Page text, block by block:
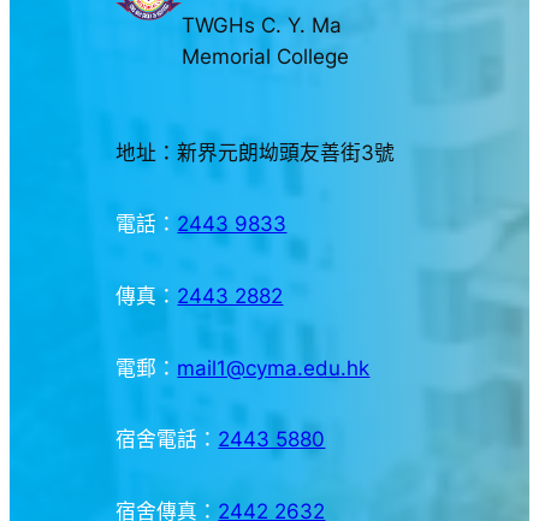
TWGHs C. Y. Ma
Memorial College
地址：新界元朗坳頭友善街3號
電話： 2443 9833
傳真： 2443 2882
電郵： mail1@cyma.edu.hk
宿舍電話： 2443 5880
宿舍傳真： 2442 2632